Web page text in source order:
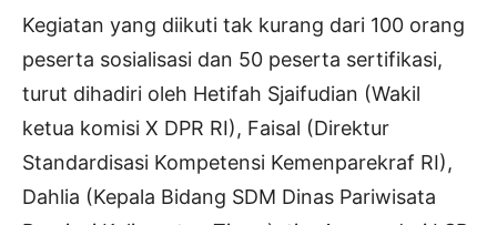
Kegiatan yang diikuti tak kurang dari 100 orang
peserta sosialisasi dan 50 peserta sertifikasi,
turut dihadiri oleh Hetifah Sjaifudian (Wakil
ketua komisi X DPR RI), Faisal (Direktur
Standardisasi Kompetensi Kemenparekraf RI),
Dahlia (Kepala Bidang SDM Dinas Pariwisata